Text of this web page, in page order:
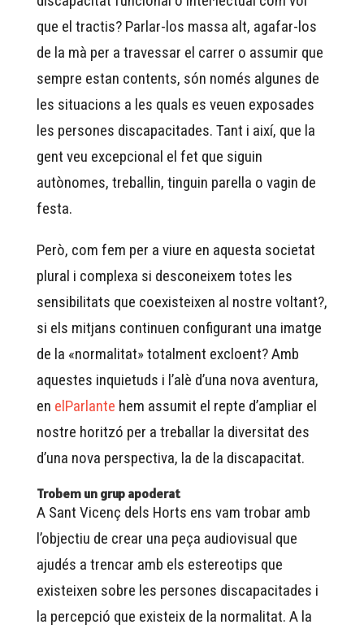
que el tractis? Parlar-los massa alt, agafar-los
de la mà per a travessar el carrer o assumir que
sempre estan contents, són només algunes de
les situacions a les quals es veuen exposades
les persones discapacitades. Tant i així, que la
gent veu excepcional el fet que siguin
autònomes, treballin, tinguin parella o vagin de
festa.
Però, com fem per a viure en aquesta societat
plural i complexa si desconeixem totes les
sensibilitats que coexisteixen al nostre voltant?,
si els mitjans continuen configurant una imatge
de la «normalitat» totalment excloent? Amb
aquestes inquietuds i l’alè d’una nova aventura,
en elParlante hem assumit el repte d’ampliar el
nostre horitzó per a treballar la diversitat des
d’una nova perspectiva, la de la discapacitat.
Trobem un grup apoderat
A Sant Vicenç dels Horts ens vam trobar amb
l’objectiu de crear una peça audiovisual que
ajudés a trencar amb els estereotips que
existeixen sobre les persones discapacitades i
la percepció que existeix de la normalitat. A la